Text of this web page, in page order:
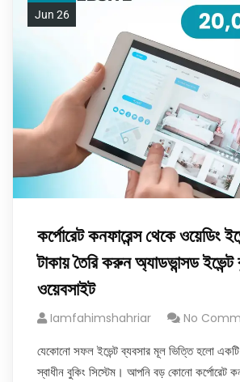
Jun 26
কর্পোরেট কনফারেন্স থেকে ওয়েডিং
টাকায় তৈরি করুন অ্যাডভান্সড ইভেন্ট
ওয়েবসাইট
Iamfahimshahriar No
যেকোনো সফল ইভেন্ট ব্যবসার মূল ভিত্তি হলো
স্বাধীন বুকিং সিস্টেম। আপনি বড় কোনো কর্পোরেট